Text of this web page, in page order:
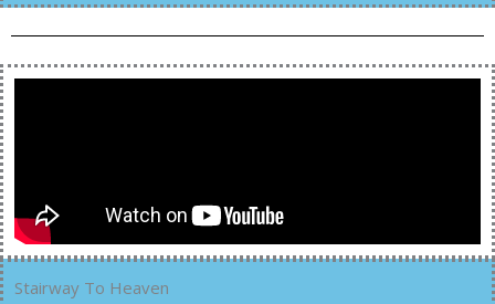
Stairway To Heaven